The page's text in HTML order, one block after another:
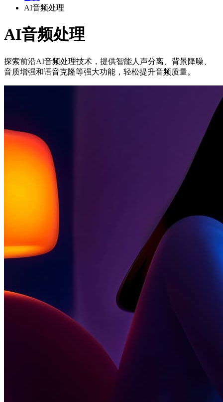
AI音频处理
AI音频处理
探索前沿AI音频处理技术，提供智能人声分离、背景降噪、
音质增强和语音克隆等强大功能，轻松提升音频质量。